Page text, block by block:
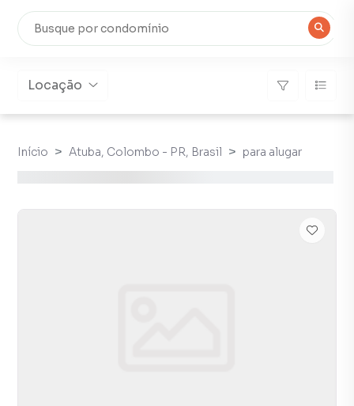
Locação
Início Atuba, Colombo - PR, Brasil para alugar